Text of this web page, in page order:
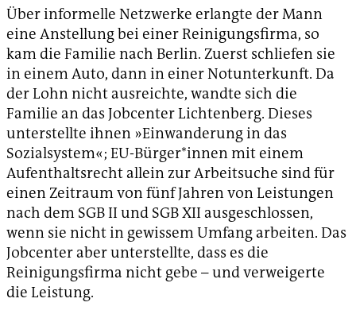
Über informelle Netzwerke erlangte der Mann
eine Anstellung bei einer Reinigungsfirma, so
kam die Familie nach Berlin. Zuerst schliefen sie
in einem Auto, dann in einer Notunterkunft. Da
der Lohn nicht ausreichte, wandte sich die
Familie an das Jobcenter Lichtenberg. Dieses
unterstellte ihnen »Einwanderung in das
Sozialsystem«; EU-Bürger*innen mit einem
Aufenthaltsrecht allein zur Arbeitsuche sind für
einen Zeitraum von fünf Jahren von Leistungen
nach dem SGB II und SGB XII ausgeschlossen,
wenn sie nicht in gewissem Umfang arbeiten. Das
Jobcenter aber unterstellte, dass es die
Reinigungsfirma nicht gebe – und verweigerte
die Leistung.